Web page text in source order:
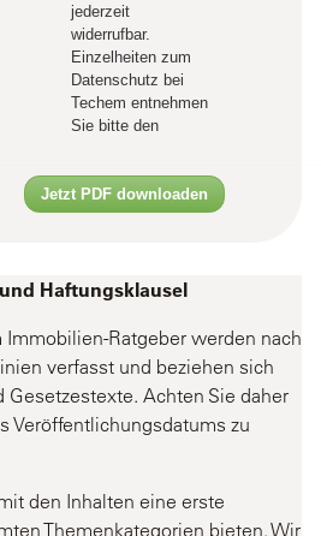
jederzeit
widerrufbar.
Einzelheiten zum
Datenschutz bei
Techem entnehmen
Sie bitte den
Jetzt PDF downloaden
Haftungsklausel
Immobilien-Ratgeber werden nach
verfasst und beziehen sich
Gesetzestexte. Achten Sie daher
Veröffentlichungsdatums zu
den Inhalten eine erste
Themenkategorien bieten. Wir